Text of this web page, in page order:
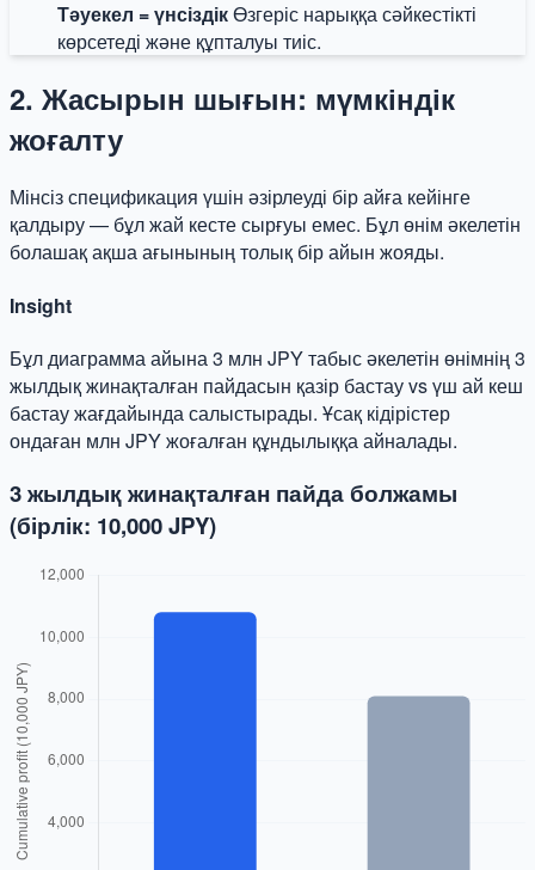
Тәуекел = үнсіздікӨзгеріс нарыққа сәйкестікті
көрсетеді және құпталуы тиіс.
2. Жасырын шығын: мүмкіндік
жоғалту
Мінсіз спецификация үшін әзірлеуді бір айға кейінге
қалдыру — бұл жай кесте сырғуы емес. Бұл өнім әкелетін
болашақ ақша ағынының толық бір айын жояды.
Insight
Бұл диаграмма айына 3 млн JPY табыс әкелетін өнімнің 3
жылдық жинақталған пайдасын қазір бастау vs үш ай кеш
бастау жағдайында салыстырады. Ұсақ кідірістер
ондаған млн JPY жоғалған құндылыққа айналады.
3 жылдық жинақталған пайда болжамы
(бірлік: 10,000 JPY)